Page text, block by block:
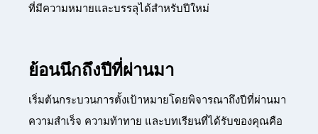
ที่มีความหมายและบรรลุได้สำหรับปีใหม่
ย้อนนึกถึงปีที่ผ่านมา
เริ่มต้นกระบวนการตั้งเป้าหมายโดยพิจารณาถึงปีที่ผ่านมา
ความสำเร็จ ความท้าทาย และบทเรียนที่ได้รับของคุณคือ